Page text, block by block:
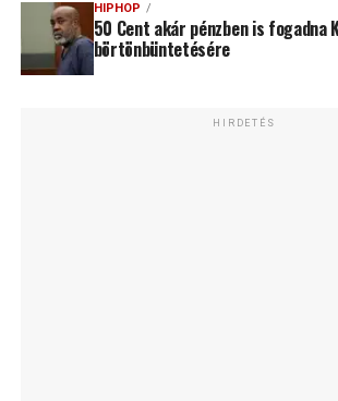
HIPHOP
50 Cent akár pénzben is fogadna
börtönbüntetésére
HIRDETÉS